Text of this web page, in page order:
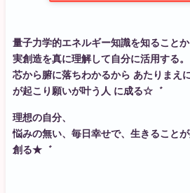
量子力学的エネルギー知識を知ること
実創造を真に理解して自分に活用する。
芯から腑に落ちわかるから あたりまえ
が起こり願いが叶う人 に成る☆゛
理想の自分、
悩みの無い、毎日幸せで、生きること
創る★゛